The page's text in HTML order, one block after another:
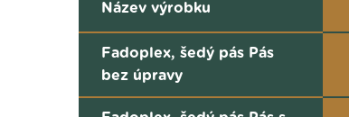
Název výrobku
Fadoplex, šedý pás Pás
bez úpravy